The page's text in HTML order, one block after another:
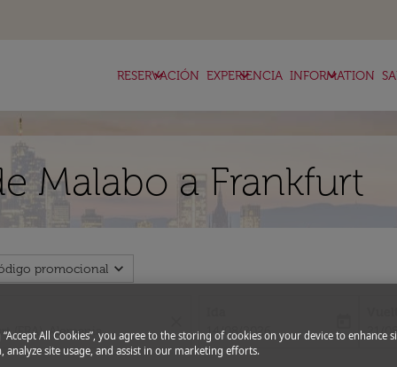
RESERVACIÓN
keyboard_arrow_down EXPERIENCIA
keyboard_arrow_down INFORMATION
keyboard_arrow_down
Malabo a Frankfurt
promocional expand_more
fc-booking-departure-date-aria-
14/08/2026
fc-
21/
“Accept All Cookies”, you agree to the storing of cookies on your device to enhance
analyze site usage, and assist in our marketing efforts.